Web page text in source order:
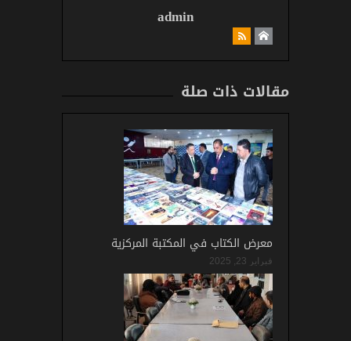
admin
مقالات ذات صلة
معرض الكتاب في المكتبة المركزية
فبراير 23, 2025